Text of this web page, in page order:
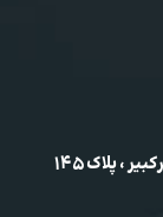
، پلاک 145